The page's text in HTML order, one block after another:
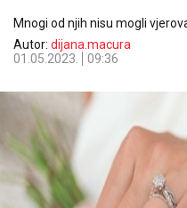
Mnogi od njih nisu mogli
Autor: dijana.macura
01.05.2023.
09:36